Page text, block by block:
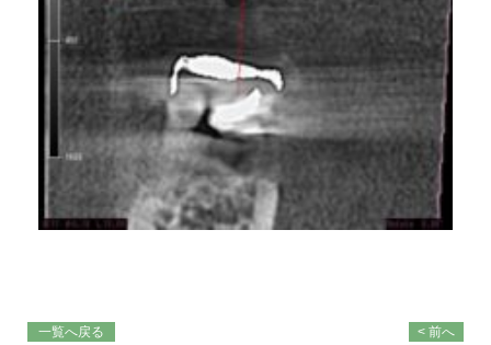
一覧へ戻る
< 前へ